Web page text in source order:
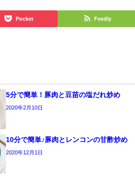
Pocket Feedly
5分で簡単！豚肉と豆苗の塩だれ炒め
2020年2月10日
10分で簡単♪豚肉とレンコンの甘酢炒め
2020年12月1日